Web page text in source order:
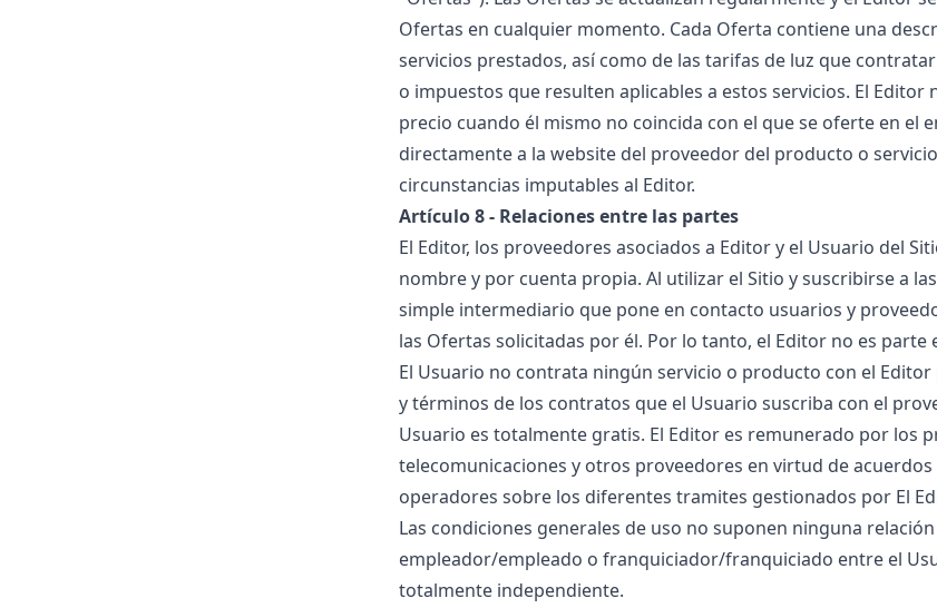
Ofertas en cualquier momento. Cada Oferta contiene una
servicios prestados, así como de las tarifas de luz que contratar
o impuestos que resulten aplicables a estos servicios. El
precio cuando él mismo no coincida con el que se oferte en el
directamente a la website del proveedor del producto o
circunstancias imputables al Editor.
Artículo 8 - Relaciones entre las partes
El Editor, los proveedores asociados a Editor y el Usuario del
nombre y por cuenta propia. Al utilizar el Sitio y suscribirse a
simple intermediario que pone en contacto usuarios y
las Ofertas solicitadas por él. Por lo tanto, el Editor no es
El Usuario no contrata ningún servicio o producto con el
y términos de los contratos que el Usuario suscriba con el
Usuario es totalmente gratis. El Editor es remunerado por los
telecomunicaciones y otros proveedores en virtud de
operadores sobre los diferentes tramites gestionados por El
Las condiciones generales de uso no suponen ninguna
empleador/empleado o franquiciador/franquiciado entre el
totalmente independiente.